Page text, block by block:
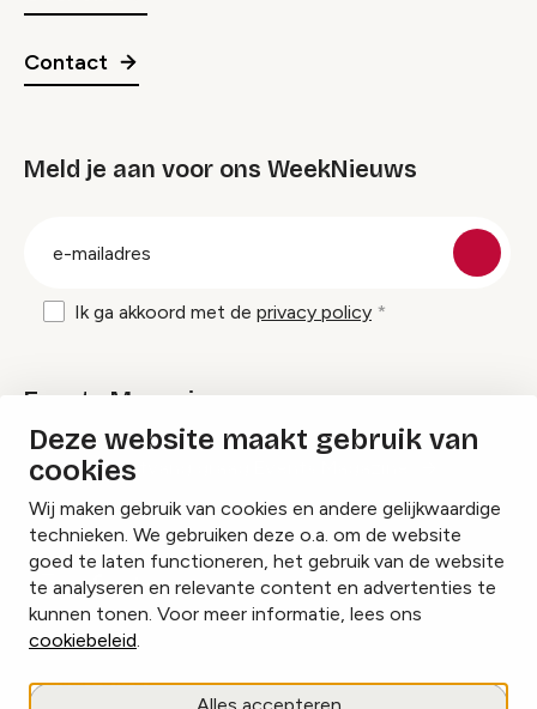
Deze website maakt gebruik van
cookies
Wij maken gebruik van cookies en andere gelijkwaardige
technieken. We gebruiken deze o.a. om de website
goed te laten functioneren, het gebruik van de website
te analyseren en relevante content en advertenties te
kunnen tonen. Voor meer informatie, lees ons
cookiebeleid.
Contact
Meld je aan voor ons WeekNieuws
Ik ga akkoord met de privacy policy
Events Magazine
Ik ontvang graag Events Magazine
InstagramFacebookLinkedIn
Cookies beheren